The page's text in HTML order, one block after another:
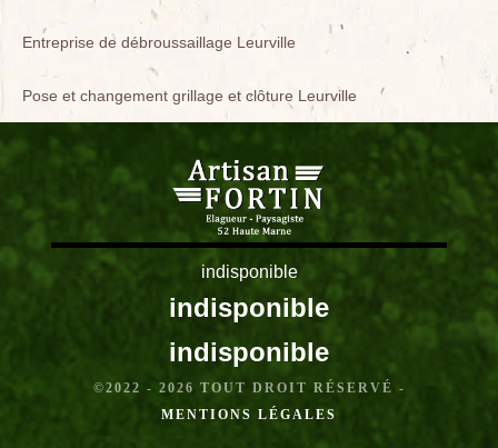
Entreprise de débroussaillage Leurville
Pose et changement grillage et clôture Leurville
indisponible
indisponible
indisponible
©2022 - 2026 TOUT DROIT RÉSERVÉ -
MENTIONS LÉGALES